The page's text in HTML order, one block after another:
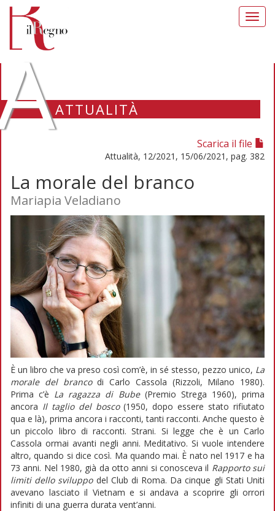
ATTUALITÀ
Scarica il file
Attualità, 12/2021, 15/06/2021, pag. 382
La morale del branco
Mariapia Veladiano
È un libro che va preso così com’è, in sé stesso, pezzo unico, La
morale del brancodi Carlo Cassola (Rizzoli, Milano 1980).
Prima c’è La ragazza di Bube(Premio Strega 1960), prima
ancora Il taglio del bosco(1950, dopo essere stato rifiutato
qua e là), prima ancora i racconti, tanti racconti. Anche questo è
un piccolo libro di racconti. Strani. Si legge che è un Carlo
Cassola ormai avanti negli anni. Meditativo. Si vuole intendere
altro, quando si dice così. Ma quando mai. È nato nel 1917 e ha
73 anni. Nel 1980, già da otto anni si conosceva il Rapporto sui
limiti dello sviluppodel Club di Roma. Da cinque gli Stati Uniti
avevano lasciato il Vietnam e si andava a scoprire gli orrori
infiniti di una guerra durata vent’anni.